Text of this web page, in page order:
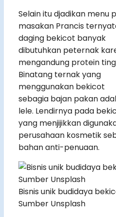
Selain itu djadikan menu
masakan Prancis
daging bekicot banyak
dibutuhkan peternak
mengandung protein
Binatang ternak yang
menggunakan bekicot
sebagia bajan pakan
lele. Lendirnya pada
yang menjijikkan
perusahaan kosmetik
bahan anti-penuaan.
Bisnis unik budidaya
Sumber Unsplash